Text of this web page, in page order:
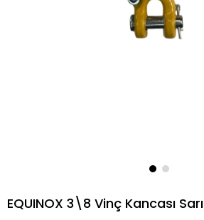
EQUINOX 3\8 Vinç Kancası Sarı